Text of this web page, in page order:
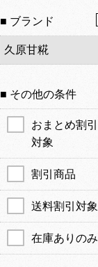
■ ブランド
久原甘糀
■ その他の条件
おまとめ割引
対象
割引商品
送料割引対象
在庫ありのみ